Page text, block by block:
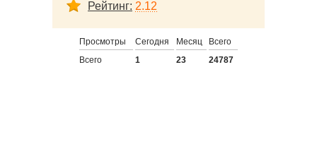
Рейтинг: 2.12
Просмотры Сегодня Месяц
Всего
Всего
1 23 24787